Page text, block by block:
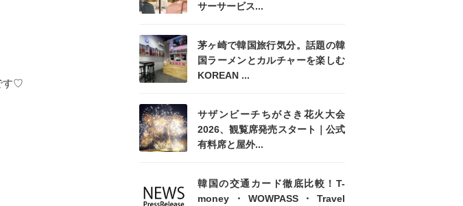
す♡
サーサービス...
茅ヶ崎で韓国旅行気分。話題の韓
国ラーメンとカルチャーを楽しむ
KOREAN ...
サザンビーチちがさき花火大会
2026、観覧席発売スタート｜公式
有料席と屋外...
韓国の交通カード徹底比較！T-
money・WOWPASS・Travel